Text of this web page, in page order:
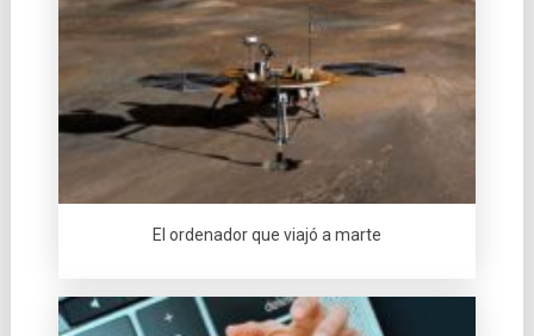
El ordenador que viajó a marte